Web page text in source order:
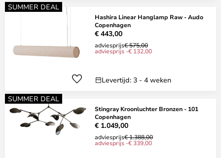
SUMMER DEAL
Hashira Linear Hanglamp Raw - Audo
Copenhagen
€ 443,00
adviesprijs€ 575,00
adviesprijs -€ 132,00
Levertijd: 3 - 4 weken
SUMMER DEAL
Stingray Kroonluchter Bronzen - 101
Copenhagen
€ 1.049,00
adviesprijs€ 1.388,00
adviesprijs -€ 339,00